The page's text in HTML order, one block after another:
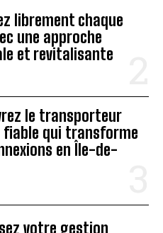
librement chaque
une approche
et revitalisante
le transporteur
fiable qui transforme
en Île-de-
votre gestion